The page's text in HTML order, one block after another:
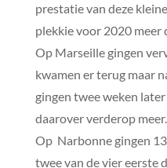
prestatie van deze
plekkie voor 2020 meer
Op Marseille gingen
kwamen er terug maar
gingen twee weken
daarover verderop meer.
Op Narbonne gingen
twee van de vier eerste